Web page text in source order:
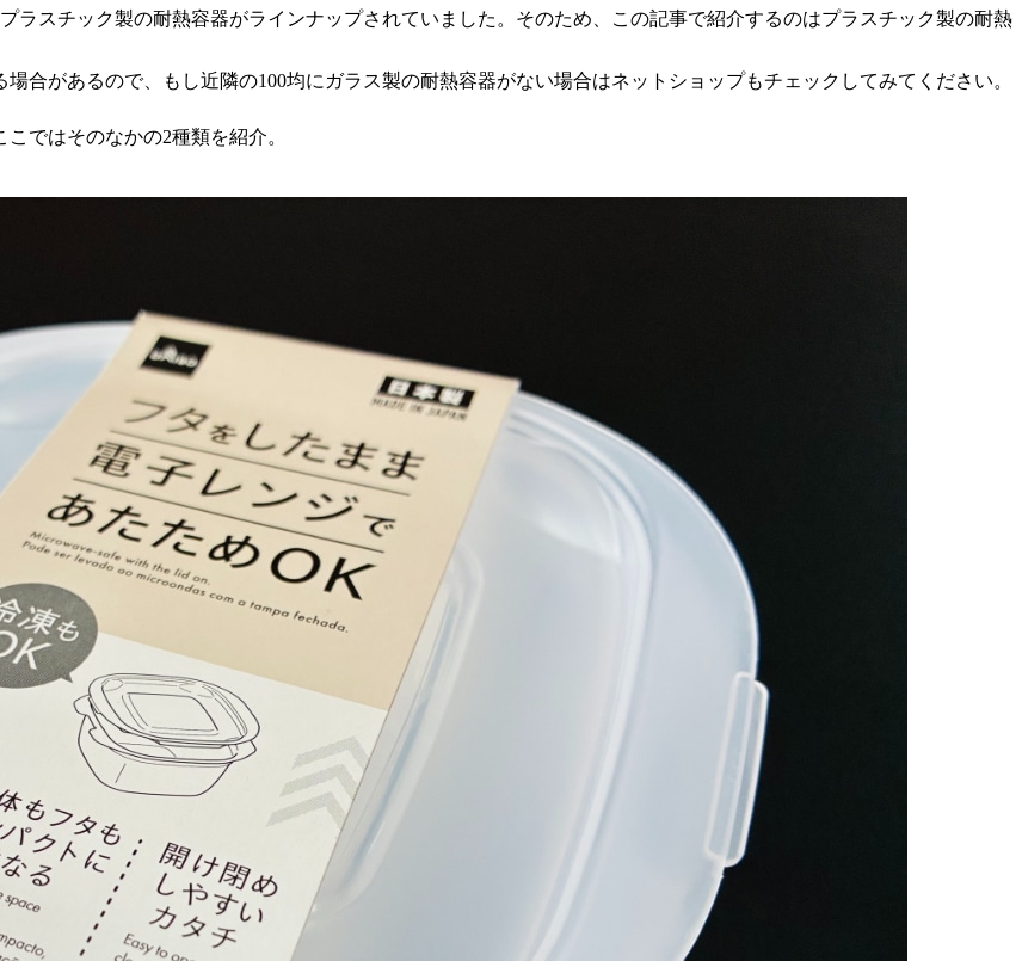
ラスチック製の耐熱容器がラインナップされていました。そのため、この記事で紹介するのはプラスチック製の耐熱
合があるので、もし近隣の100均にガラス製の耐熱容器がない場合はネットショップもチェックしてみてください。
ではそのなかの2種類を紹介。